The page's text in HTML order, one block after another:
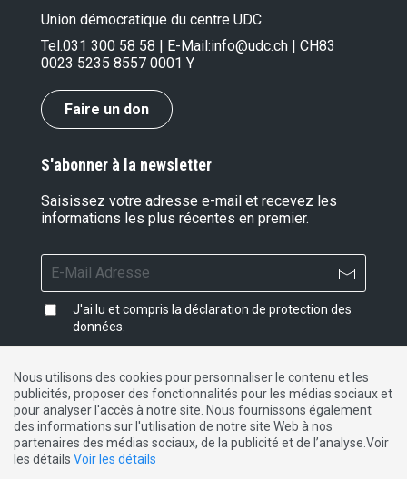
Union démocratique du centre UDC
Tel.031 300 58 58 | E-Mail:info@udc.ch | CH83
0023 5235 8557 0001 Y
Faire un don
S'abonner à la newsletter
Saisissez votre adresse e-mail et recevez les
informations les plus récentes en premier.
J'ai lu et compris ladéclaration de protection des
données.
Impressum| Protection des données|Contact
DE FR IT
Nous utilisons des cookies pour personnaliser le contenu et les
publicités, proposer des fonctionnalités pour les médias sociaux et
pour analyser l'accès à notre site. Nous fournissons également
des informations sur l'utilisation de notre site Web à nos
partenaires des médias sociaux, de la publicité et de l’analyse.Voir
les détails Voir les détails